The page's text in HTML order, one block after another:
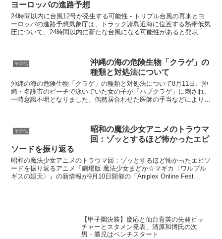
ヨーロッパの進路予想
24時間以内に台風12号が発生する可能性 - トリプル台風の再来とヨ
ーロッパの進路予想気象庁は、トラック諸島近海に位置する熱帯低気
圧について、24時間以内に新たな台風になる可能性があると発表し
その他
沖縄の海の危険生物「クラゲ」の
種類と対処法について
沖縄の海の危険生物「クラゲ」の種類と対処法について8月11日、沖
縄・名護市のビーチで泳いでいた女の子が「ハブクラゲ」に刺され、
一時意識不明となりました。偶然居合わせた医師の手当などにより、
その他
昭和の魔法少女アニメのトラウマ
回：ゾッとするほど怖かったエピ
ソードを振り返る
昭和の魔法少女アニメのトラウマ回：ゾッとするほど怖かったエピソ
ードを振り返るアニメ『劇場版 魔法少女まどか☆マギカ〈ワルプル
ギスの廻天〉』の新情報が9月10日開催の「Aniplex Online Fest
【甲子園決勝】慶応と仙台育英の先発ピッ
チャーとスタメン発表、清原和博氏の次
男・勝児はベンチスタート